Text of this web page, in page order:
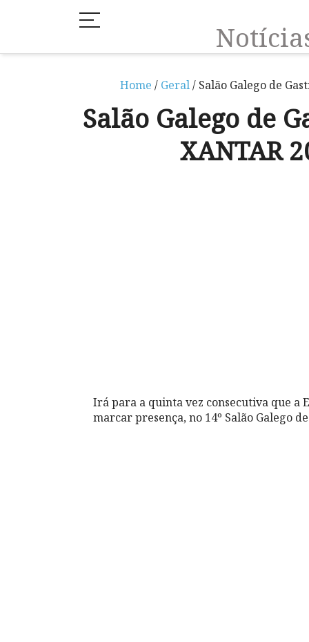
Home / Geral/ Salão Galego de
Salão Galego de
XANTAR
Irá para a quinta vez consecutiva que a
marcar presença, no 14º Salão Galego